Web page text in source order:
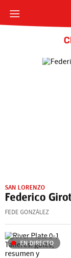
SAN LORENZO
Federico
FEDE GONZÁLEZ
EN DIRECTO